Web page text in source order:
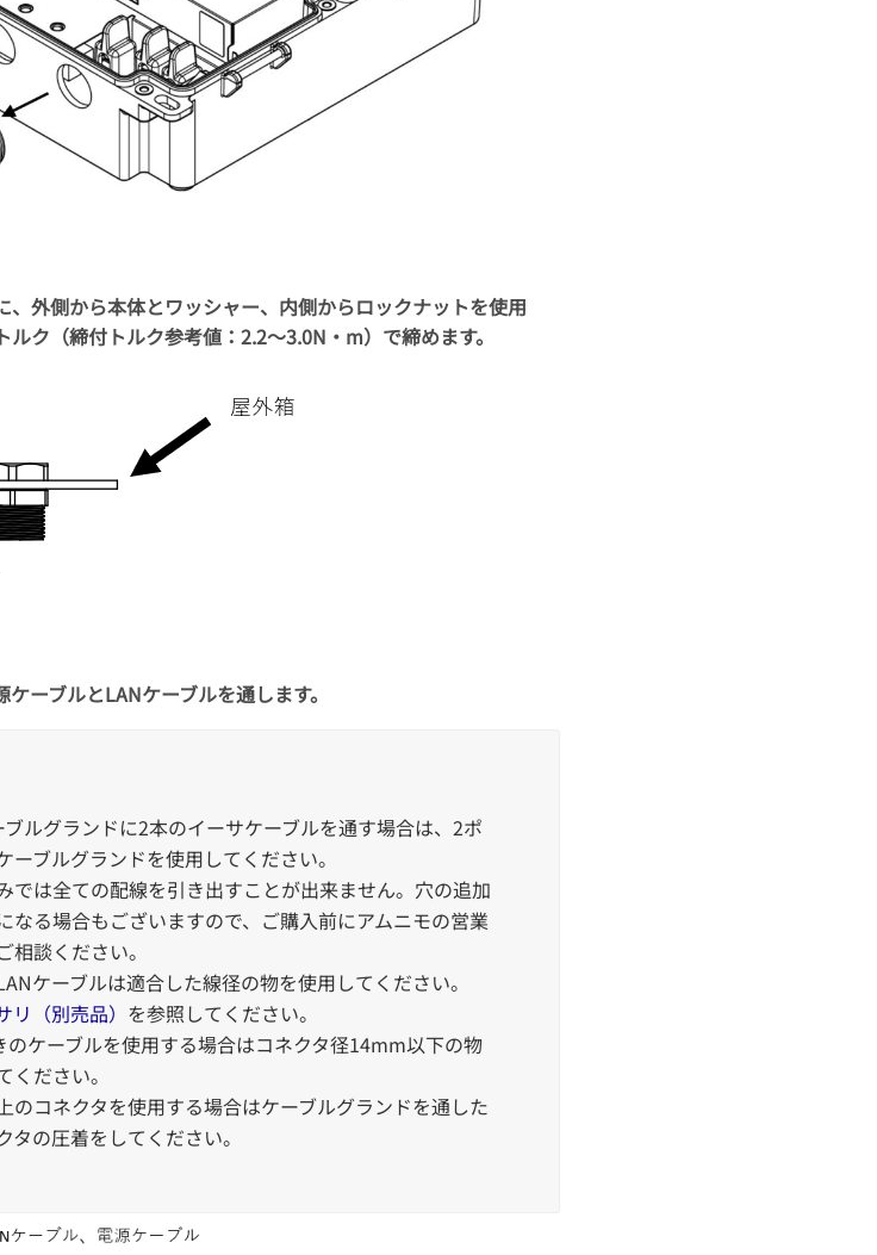
、外側から本体とワッシャー、内側からロックナットを使用
ルク（締付トルク参考値：2.2～3.0N・m）で締めます。
ーブルとLANケーブルを通します。
ルグランドに2本のイーサケーブルを通す場合は、2ポ
ーブルグランドを使用してください。
では全ての配線を引き出すことが出来ません。穴の追加
なる場合もございますので、ご購入前にアムニモの営業
相談ください。
ケーブルは適合した線径の物を使用してください。
リ（別売品） を参照してください。
のケーブルを使用する場合はコネクタ径14mm以下の物
ください。
のコネクタを使用する場合はケーブルグランドを通した
タの圧着をしてください。